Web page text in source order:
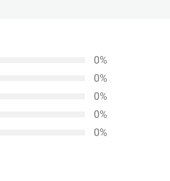
0%
0%
0%
0%
0%